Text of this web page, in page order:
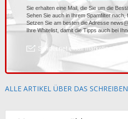
ALLE ARTIKEL ÜBER DAS SCHREIBEN
Alle